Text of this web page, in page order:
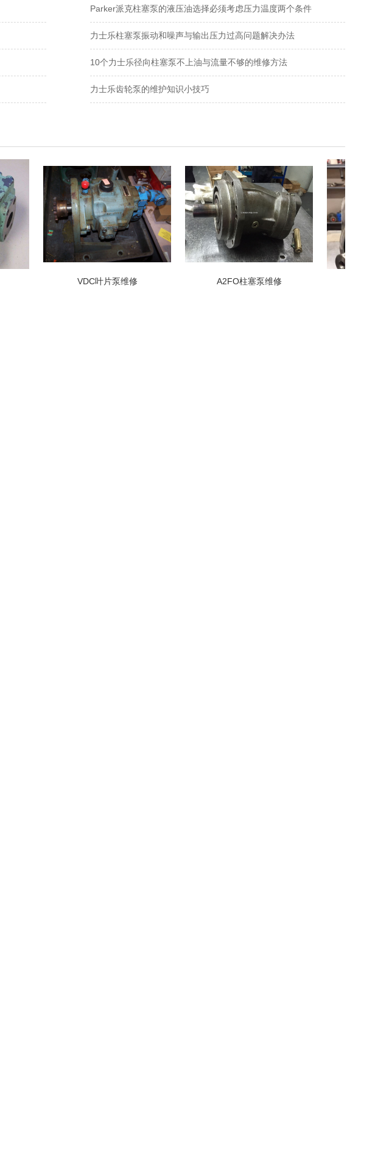
Parker派克柱塞泵的液压油选择必须考虑压力温度两个条件
力士乐柱塞泵振动和噪声与输出压力过高问题解决办法
10个力士乐径向柱塞泵不上油与流量不够的维修方法
力士乐齿轮泵的维护知识小技巧
VDC叶片泵维修 A2FO柱塞泵维修